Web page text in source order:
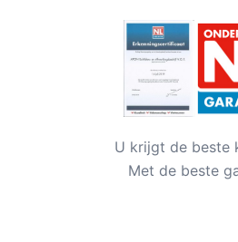
U krijgt de beste
Met de beste